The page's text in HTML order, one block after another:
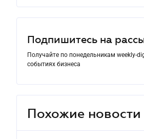
Подпишитесь на
Получайте по понедельникам weekly-
событиях бизнеса
Похожие новости